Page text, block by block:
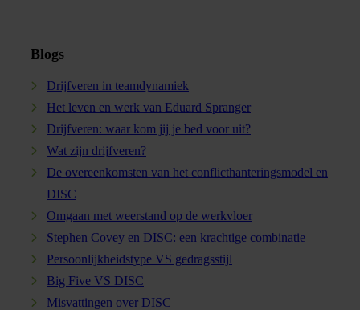
Blogs
Drijfveren in teamdynamiek
Het leven en werk van Eduard Spranger
Drijfveren: waar kom jij je bed voor uit?
Wat zijn drijfveren?
De overeenkomsten van het conflicthanteringsmodel en
DISC
Omgaan met weerstand op de werkvloer
Stephen Covey en DISC: een krachtige combinatie
Persoonlijkheidstype VS gedragsstijl
Big Five VS DISC
Misvattingen over DISC